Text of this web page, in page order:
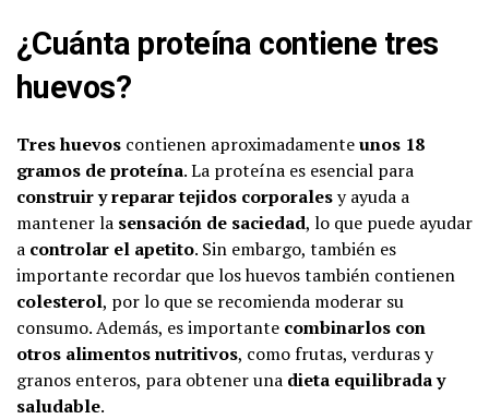
¿Cuánta proteína contiene tres
huevos?
Tres huevos contienen aproximadamenteunos 18
gramos de proteína. La proteína es esencial para
construir y reparar tejidos corporalesy ayuda a
mantener la sensación de saciedad, lo que puede ayudar
a controlar el apetito. Sin embargo, también es
importante recordar que los huevos también contienen
colesterol, por lo que se recomienda moderar su
consumo. Además, es importante combinarlos con
otros alimentos nutritivos, como frutas, verduras y
granos enteros, para obtener una dieta equilibrada y
saludable.